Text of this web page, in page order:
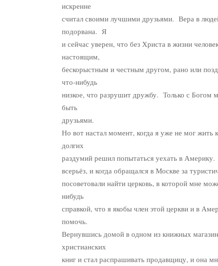
искренне
считал своими лучшими друзьями. Вера в
подорвана. Я
и сейчас уверен, что без Христа в жизни
настоящим,
бескорыстным и честным другом, рано или
что-нибудь
низкое, что разрушит дружбу. Только с Богом
быть
друзьями.
Но вот настал момент, когда я уже не мог жить
долгих
раздумий решил попытаться уехать в
всерьёз, и когда обращался в Москве за
посоветовали найти церковь, в которой мне
нибудь
справкой, что я якобы член этой церкви и в
помочь.
Вернувшись домой в одном из книжных
христианских
книг и стал распрашивать продавщицу, и она